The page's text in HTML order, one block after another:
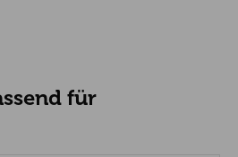
für